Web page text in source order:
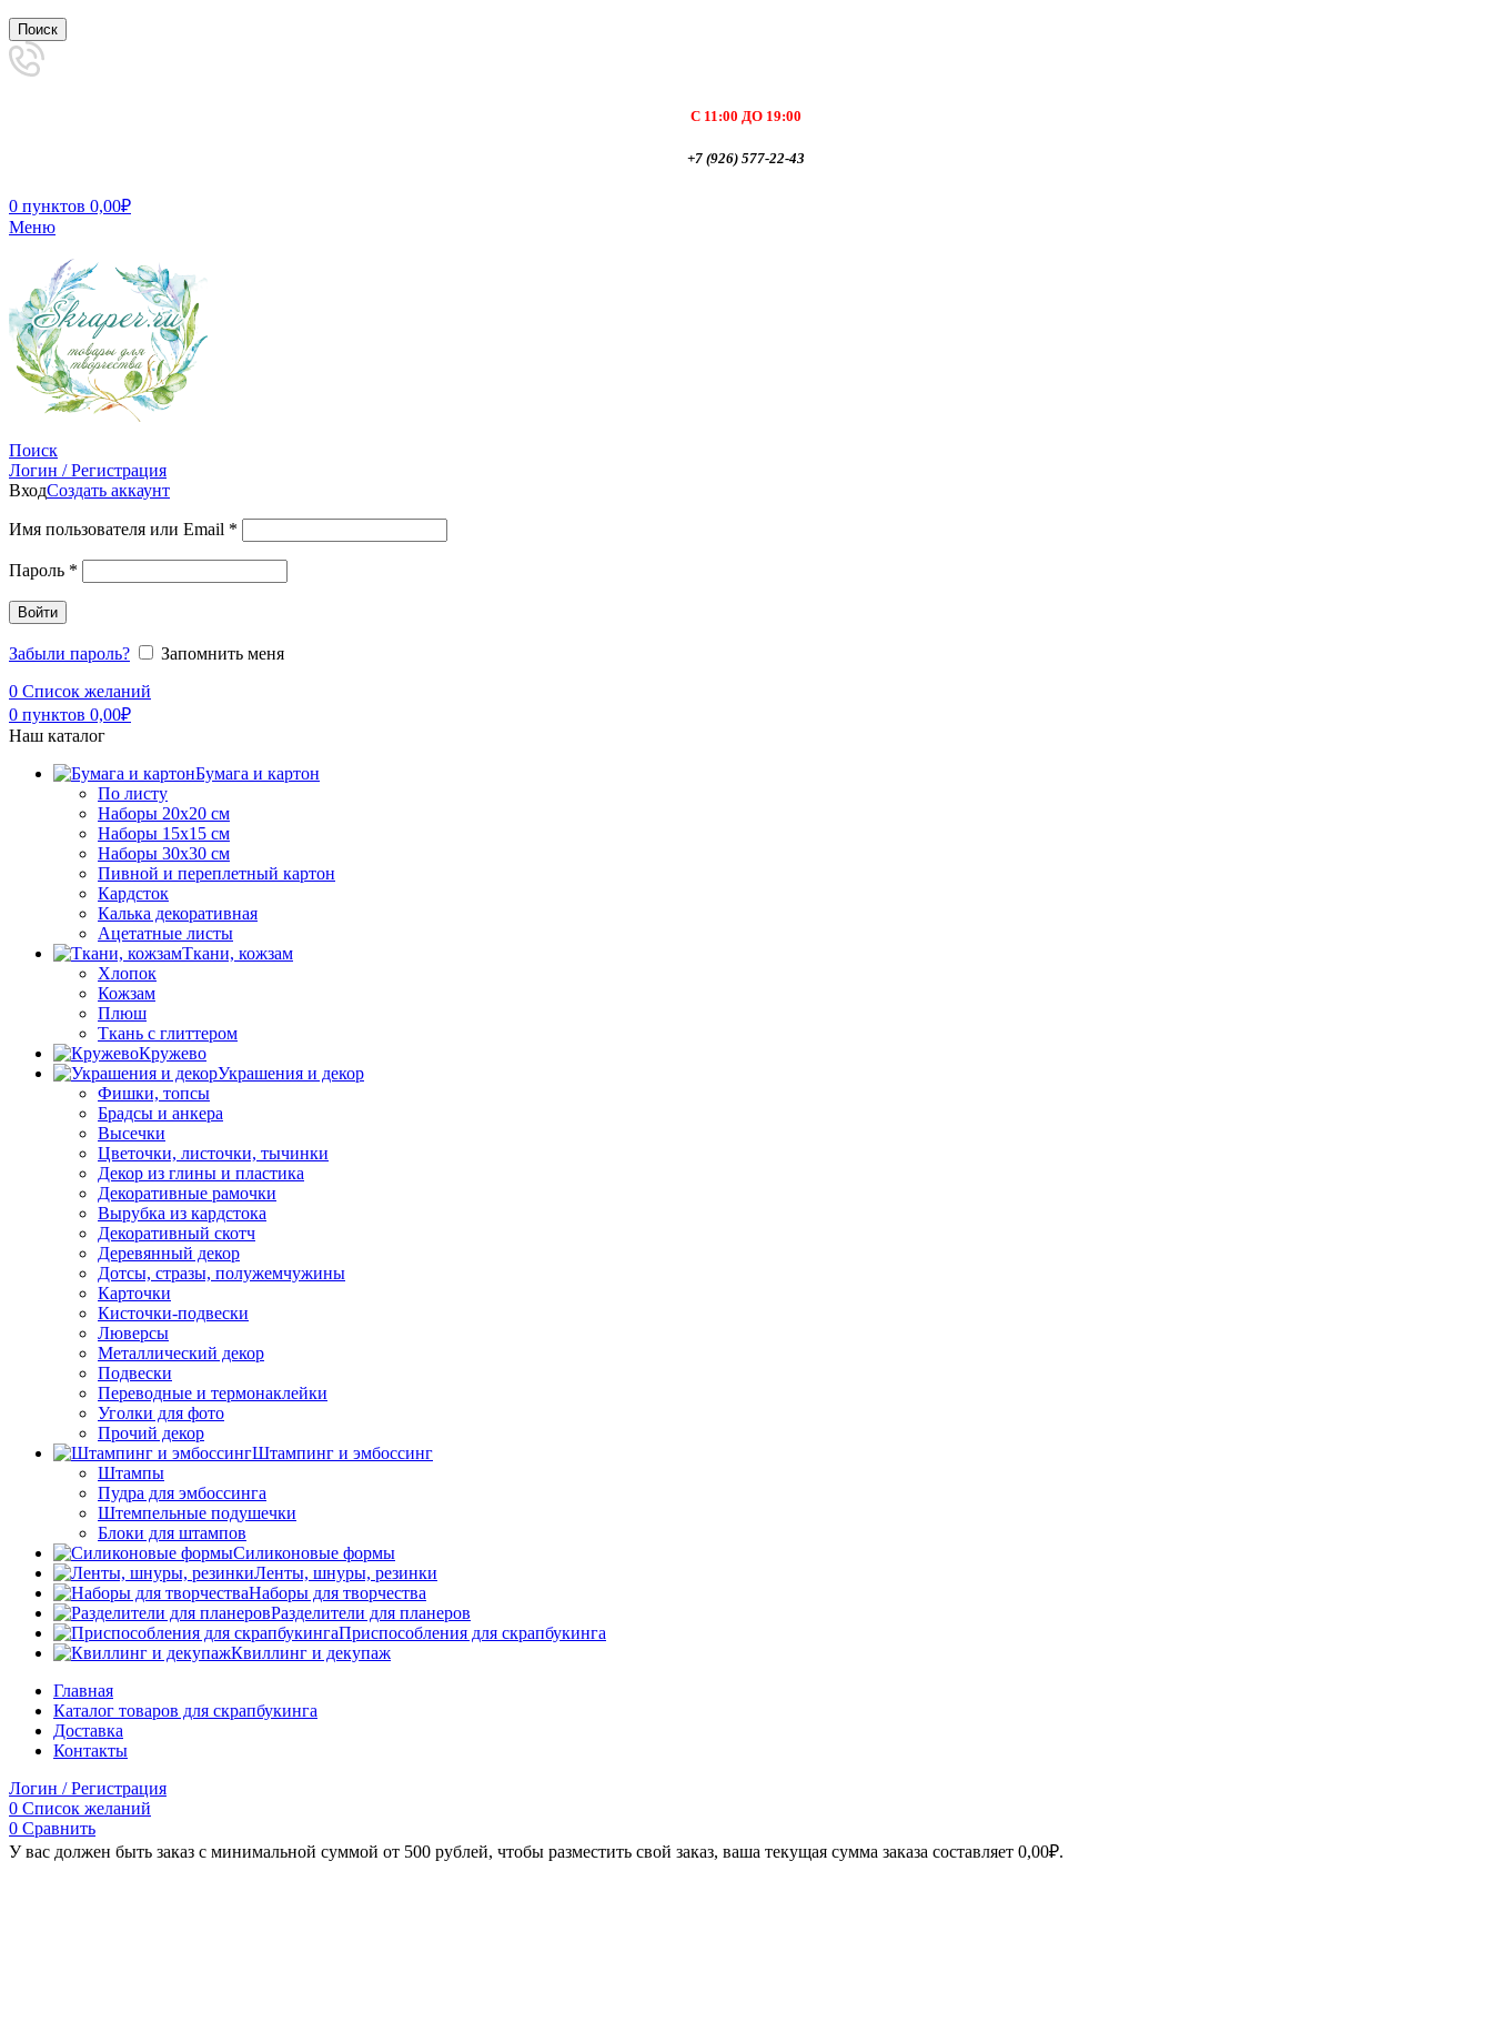
Поиск
С 11:00 ДО 19:00
+7 (926) 577-22-43
0 пунктов 0,00₽
Меню
Поиск
Логин / Регистрация
ВходСоздать аккаунт
Имя пользователя или Email *
Пароль *
Войти
Забыли пароль?
Запомнить меня
0 Список желаний
0 пунктов 0,00₽
Наш каталог
Бумага и картон
По листу
Наборы 20х20 см
Наборы 15х15 см
Наборы 30х30 см
Пивной и переплетный картон
Кардсток
Калька декоративная
Ацетатные листы
Ткани, кожзам
Хлопок
Кожзам
Плюш
Ткань с глиттером
Кружево
Украшения и декор
Фишки, топсы
Брадсы и анкера
Высечки
Цветочки, листочки, тычинки
Декор из глины и пластика
Декоративные рамочки
Вырубка из кардстока
Декоративный скотч
Деревянный декор
Дотсы, стразы, полужемчужины
Карточки
Кисточки-подвески
Люверсы
Металлический декор
Подвески
Переводные и термонаклейки
Уголки для фото
Прочий декор
Штампинг и эмбоссинг
Штампы
Пудра для эмбоссинга
Штемпельные подушечки
Блоки для штампов
Силиконовые формы
Ленты, шнуры, резинки
Наборы для творчества
Разделители для планеров
Приспособления для скрапбукинга
Квиллинг и декупаж
Главная
Каталог товаров для скрапбукинга
Доставка
Контакты
Логин / Регистрация
0 Список желаний
0 Сравнить
У вас должен быть заказ с минимальной суммой от 500 рублей, чтобы разместить свой заказ, ваша текущая сумма заказа составляет 0,00₽.